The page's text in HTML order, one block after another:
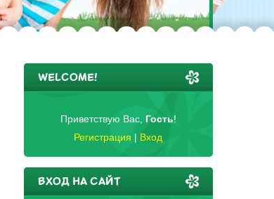
WELCOME!
Приветствую Вас, Гость!
Регистрация | Вход
ВХОД НА САЙТ